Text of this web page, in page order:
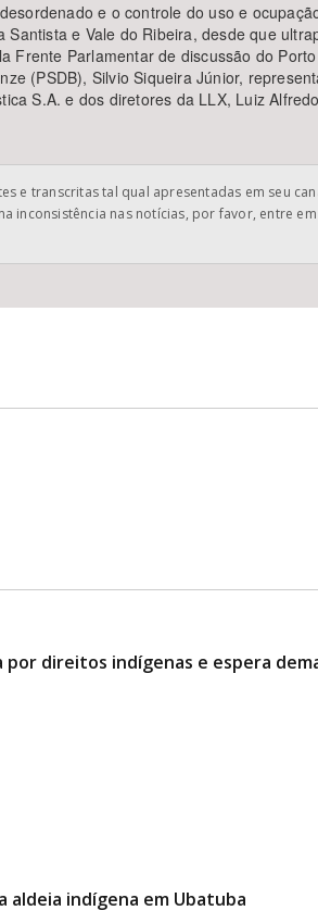
e o controle do uso e
e Vale do Ribeira, desde que
Frente Parlamentar de discussão do
(PSDB), Silvio Siqueira Júnior,
S.A. e dos diretores da LLX, Luiz
e transcritas tal qual apresentadas em seu
inconsistência nas notícias, por favor, entre
direitos indígenas e espera
aldeia indígena em Ubatuba